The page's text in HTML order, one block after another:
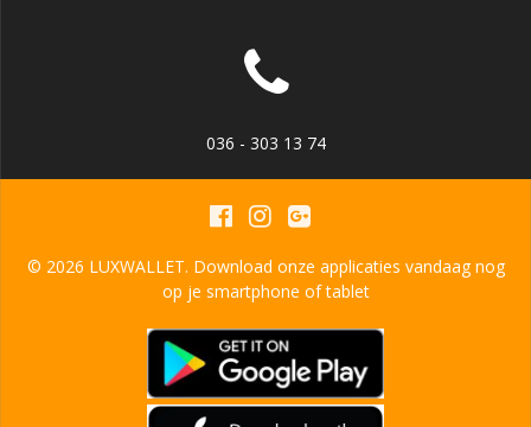
036 - 303 13 74
© 2026 LUXWALLET. Download onze applicaties vandaag nog
op je smartphone of tablet